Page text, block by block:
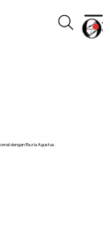
dengan Razia Agustus.